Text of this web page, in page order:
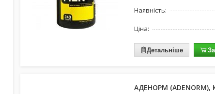
Наявність:
Ціна:
Детальніше
АДЕНОРМ